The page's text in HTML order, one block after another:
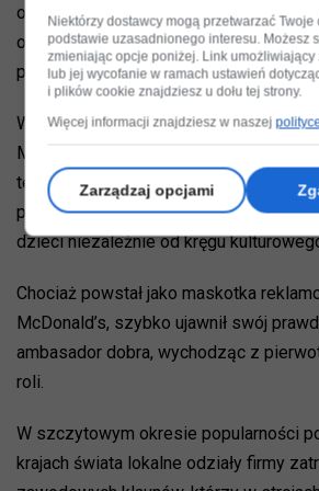
około 150 rodzinom, które spędzają tu
o opłaty przez całe tygodnie, a nawet
pobyt w tym miejscu trwał 382 dni.
W tym roku mija dokładnie 60 lat, od
McDonald po raz pierwszy pojawił się
telewizorów w całej Ameryce. W
postacią znaną na całym świecie i
dzieci niezależnie od kręgu
Chociaż powstał jako maskotka
McDonald’s, szybko ujawnił swój
ambasador dobra, wychodząc z
roli.
W szczytowym okresie popularności
krajach świata lokalne odziały firmy
Niektórzy dostawcy mogą przetwarzać
podstawie uzasadnionego interesu. Możesz
zmieniając opcje poniżej. Link
lub jej wycofanie w ramach ustawień
i plików cookie znajdziesz u dołu tej strony.
Więcej informacji znajdziesz w naszej
Zarządzaj opcjami